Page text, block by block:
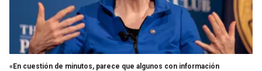
«En cuestión de minutos, parece que algunos con información